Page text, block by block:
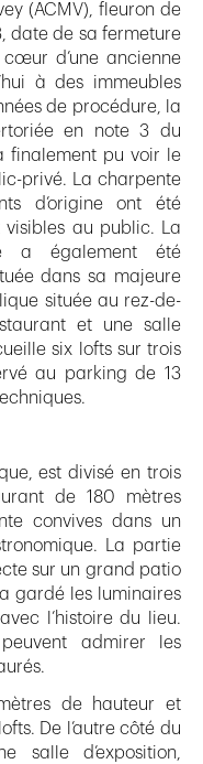
(ACMV), fleuron de
date de sa fermeture
d’une ancienne
à des immeubles
de procédure, la
en note 3 du
finalement pu voir le
privé. La charpente
d’origine ont été
au public. La
a également été
dans sa majeure
située au rez-de-
et une salle
six lofts sur trois
au parking de 13
est divisé en trois
de 180 mètres
convives dans un
La partie
sur un grand patio
gardé les luminaires
l’histoire du lieu.
admirer les
de hauteur et
De l’autre côté du
d’exposition,